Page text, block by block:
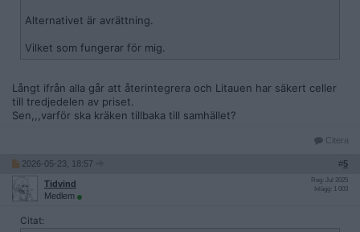
Alternativet är avrättning.
Vilket som fungerar för mig.
Långt ifrån alla går att återintegrera och Litauen har säkert celler
till tredjedelen av priset.
Sen,,,varför ska kräken tillbaka till samhället?
Citera
2026-05-23, 18:57 #5
Tidvind
Medlem
Reg: Jul 2025
Inlägg: 1 003
Citat: